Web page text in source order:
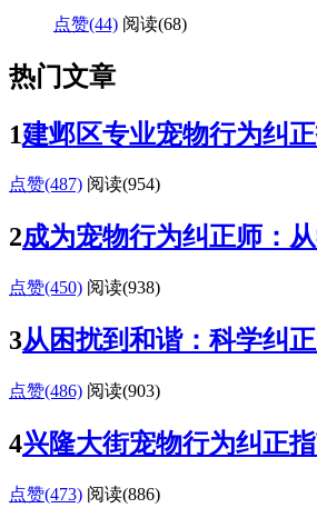
点赞(44) 阅读(68)
热门文章
1建邺区专业宠物行为纠
点赞(487) 阅读(954)
2成为宠物行为纠正师：
点赞(450) 阅读(938)
3从困扰到和谐：科学纠
点赞(486) 阅读(903)
4兴隆大街宠物行为纠正
点赞(473) 阅读(886)